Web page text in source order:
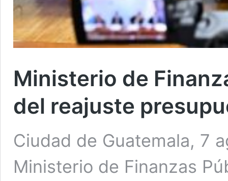
Ministerio de
del reajuste
Ciudad de Guatemala, 7
Ministerio de Finanzas